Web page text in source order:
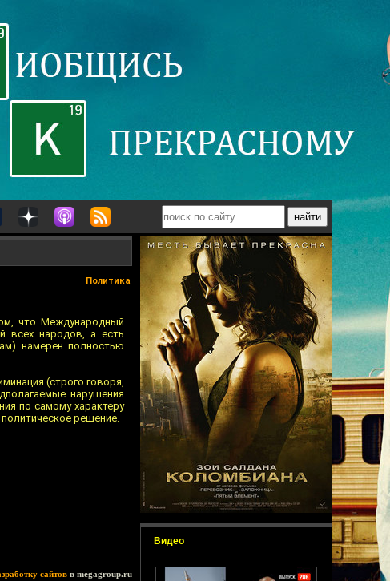
Видео
Политика
что Международный
всех народов, а есть
намерен полностью
(строго говоря,
нарушения
по самому характеру
решение.
сайтов в megagroup.ru